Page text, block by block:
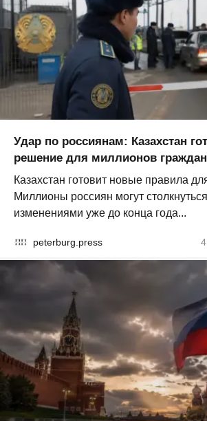
Удар по россиянам: Казахстан
решение для миллионов
Казахстан готовит новые правила
Миллионы россиян могут
изменениями уже до конца года...
peterburg.press